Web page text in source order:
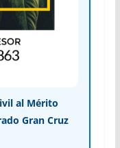
al Mérito
Gran Cruz